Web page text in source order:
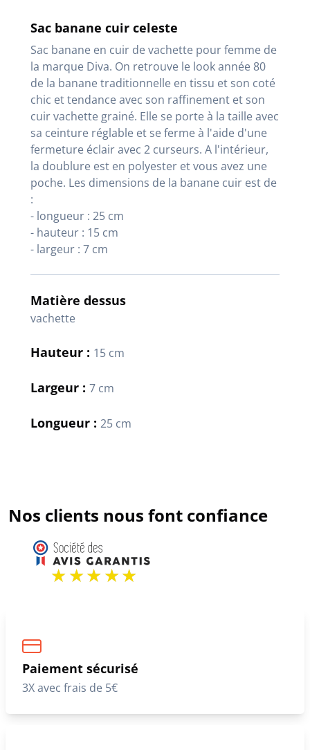
Sac banane cuir celeste
Sac banane en cuir de vachette pour femme de
la marque Diva. On retrouve le look année 80
de la banane traditionnelle en tissu et son coté
chic et tendance avec son raffinement et son
cuir vachette grainé. Elle se porte à la taille avec
sa ceinture réglable et se ferme à l'aide d'une
fermeture éclair avec 2 curseurs. A l'intérieur,
la doublure est en polyester et vous avez une
poche. Les dimensions de la banane cuir est de
:
- longueur : 25 cm
- hauteur : 15 cm
- largeur : 7 cm
Matière dessus
vachette
Hauteur : 15 cm
Largeur : 7 cm
Longueur : 25 cm
Nos clients nous font confiance
Paiement sécurisé
3X avec frais de 5€